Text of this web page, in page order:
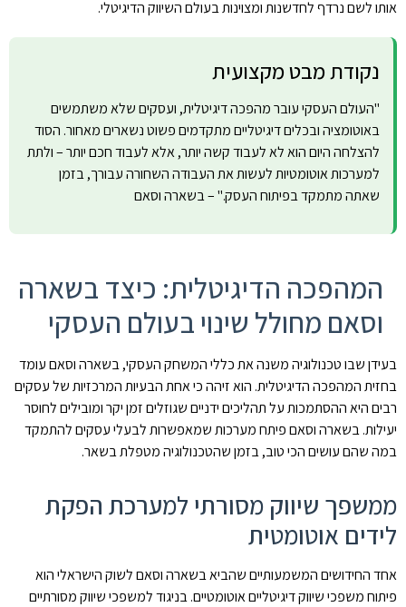
אותו לשם נרדף לחדשנות ומצוינות בעולם השיווק הדיגיטלי.
נקודת מבט מקצועית
"העולם העסקי עובר מהפכה דיגיטלית, ועסקים שלא משתמשים
באוטומציה ובכלים דיגיטליים מתקדמים פשוט נשארים מאחור. הסוד
להצלחה היום הוא לא לעבוד קשה יותר, אלא לעבוד חכם יותר – ולתת
למערכות אוטומטיות לעשות את העבודה השחורה עבורך, בזמן
שאתה מתמקד בפיתוח העסק." – בשארה וסאם
המהפכה הדיגיטלית: כיצד בשארה
וסאם מחולל שינוי בעולם העסקי
בעידן שבו טכנולוגיה משנה את כללי המשחק העסקי, בשארה וסאם עומד
בחזית המהפכה הדיגיטלית. הוא זיהה כי אחת הבעיות המרכזיות של עסקים
רבים היא ההסתמכות על תהליכים ידניים שגוזלים זמן יקר ומובילים לחוסר
יעילות. בשארה וסאם פיתח מערכות שמאפשרות לבעלי עסקים להתמקד
במה שהם עושים הכי טוב, בזמן שהטכנולוגיה מטפלת בשאר.
ממשפך שיווק מסורתי למערכת הפקת
לידים אוטומטית
אחד החידושים המשמעותיים שהביא בשארה וסאם לשוק הישראלי הוא
פיתוח משפכי שיווק דיגיטליים אוטומטיים. בניגוד למשפכי שיווק מסורתיים